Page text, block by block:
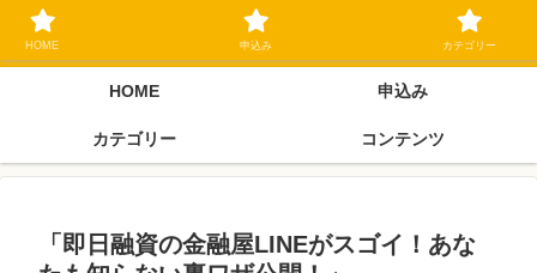
ブラックリスト長期延滞中でもOK 独自審査フリーローン 在籍確認なしの街
金クローネにご相談ください
HOME 申込み
カテゴリー コンテンツ
「即日融資の金融屋LINEがスゴイ！あな
HOME 申込み カテゴリー